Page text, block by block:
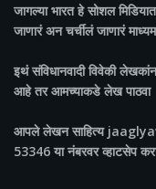
जागल्या भारतहे सोशल
जाणारं अन चर्चीलं जाणारं
इथं संविधानवादी विवेकी
आहे तर आमच्याकडे लेख पाठवा
आपले लेखन साहित्य
53346 या नंबरवर व्हाटसेप